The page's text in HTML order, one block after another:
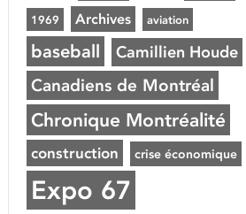
1969 Archives aviation
baseball Camillien Houde
Canadiens de Montréal
Chronique Montréalité
construction crise économique
Expo 67